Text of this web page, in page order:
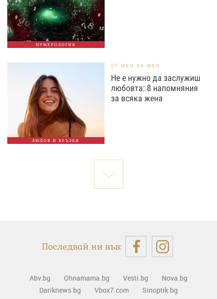
НУМЕРОЛОГИЯ
ЛЮБОВ И ВРЪЗКИ
ОТ МЕН ЗА МЕН
Не е нужно да заслужиш
любовта: 8 напомняния
за всяка жена
Последвай ни във:
Abv.bg Ohnamama.bg Vesti.bg
Nova.bg
Dariknews.bg
Vbox7.com
Sinoptik.bg